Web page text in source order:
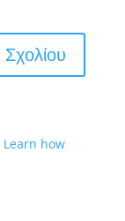
Learn how